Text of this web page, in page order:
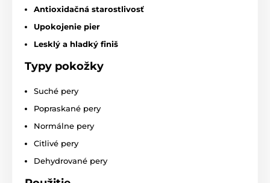
Antioxidačná starostlivosť
Upokojenie pier
Lesklý a hladký finiš
Typy pokožky
Suché pery
Popraskané pery
Normálne pery
Citlivé pery
Dehydrované pery